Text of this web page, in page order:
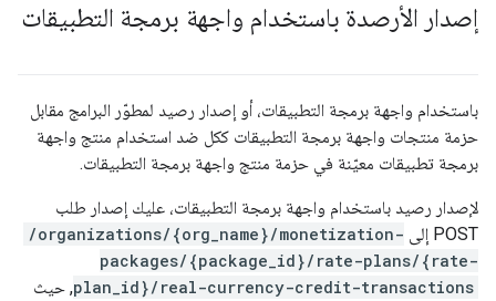
إصدار الأرصدة باستخدام واجهة برمجة التطبيقات
باستخدام واجهة برمجة التطبيقات، أو إصدار رصيد لمطوّر البرامج مقابل
حزمة منتجات واجهة برمجة التطبيقات ككل ضد استخدام منتج واجهة
برمجة تطبيقات معيّنة في حزمة منتج واجهة برمجة التطبيقات.
لإصدار رصيد باستخدام واجهة برمجة التطبيقات، عليك إصدار طلب
POST إلى
/organizations/{org_name}/monetization-
packages/{package_id}/rate-plans/{rate-
plan_id}/real-currency-credit-transactions, حيث